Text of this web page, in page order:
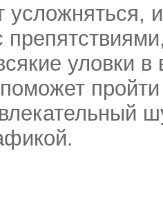
усложняться,
уловки